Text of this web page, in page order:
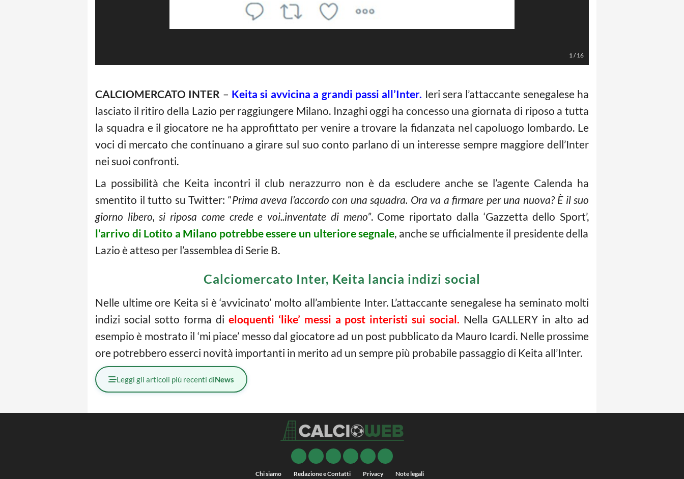
1/16
CALCIOMERCATO INTER – Keita si avvicina a grandi passi all’Inter. Ieri sera l’attaccante senegalese ha
lasciato il ritiro della Lazio per raggiungere Milano. Inzaghi oggi ha concesso una giornata di riposo a tutta
la squadra e il giocatore ne ha approfittato per venire a trovare la fidanzata nel capoluogo lombardo. Le
voci di mercato che continuano a girare sul suo conto parlano di un interesse sempre maggiore dell’Inter
nei suoi confronti.
La possibilità che Keita incontri il club nerazzurro non è da escludere anche se l’agente Calenda ha
smentito il tutto su Twitter: “Prima aveva l’accordo con una squadra. Ora va a firmare per una nuova? È il suo
giorno libero, si riposa come crede e voi..inventate di meno”. Come riportato dalla ‘Gazzetta dello Sport’,
l’arrivo di Lotito a Milano potrebbe essere un ulteriore segnale, anche se ufficialmente il presidente della
Lazio è atteso per l’assemblea di Serie B.
Calciomercato Inter, Keita lancia indizi social
Nelle ultime ore Keita si è ‘avvicinato’ molto all’ambiente Inter. L’attaccante senegalese ha seminato molti
indizi social sotto forma di eloquenti ‘like’ messi a post interisti sui social. Nella GALLERY in alto ad
esempio è mostrato il ‘mi piace’ messo dal giocatore ad un post pubblicato da Mauro Icardi. Nelle prossime
ore potrebbero esserci novità importanti in merito ad un sempre più probabile passaggio di Keita all’Inter.
Leggi gli articoli più recenti diNews
Chi siamo Redazione e Contatti Privacy Note legali